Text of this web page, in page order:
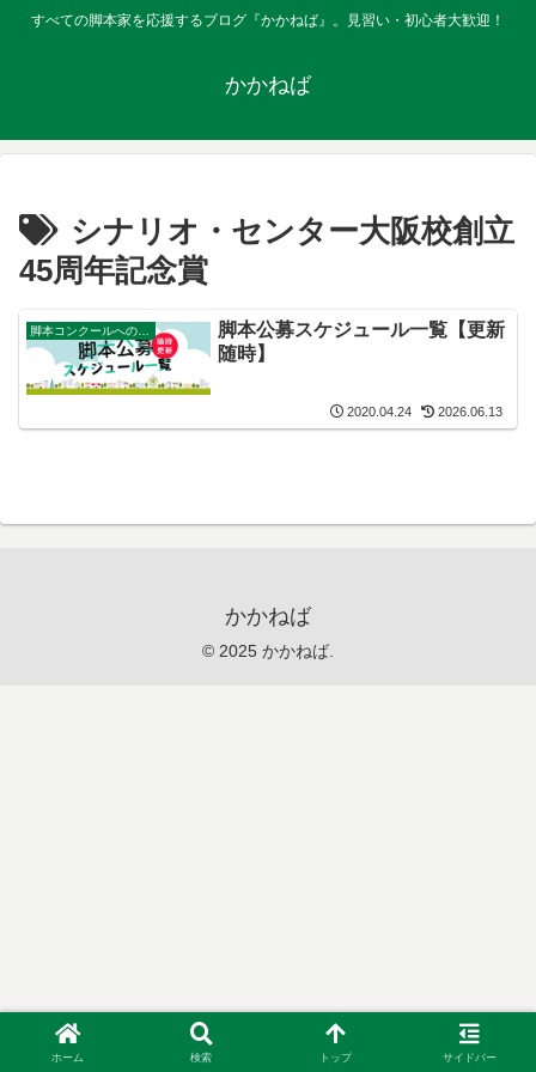
すべての脚本家を応援するブログ『かかねば』。見習い・初心者大歓迎！
かかねば
シナリオ・センター大阪校創立
45周年記念賞
脚本公募スケジュール一覧【更新
随時】
2020.04.24 2026.06.13
かかねば
© 2025 かかねば.
ホーム 検索 トップ サイドバー